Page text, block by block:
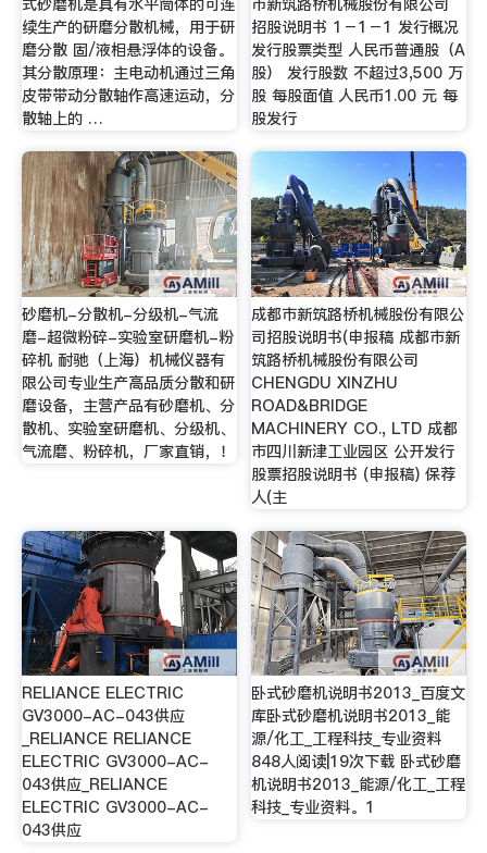
续生产的研磨分散机械，用于研
磨分散 固/液相悬浮体的设备。
其分散原理：主电动机通过三角
皮带带动分散轴作高速运动，分
散轴上的 …
招股说明书 1－1－1 发行概况
发行股票类型 人民币普通股（A
股） 发行股数 不超过3,500 万
股 每股面值 人民币1.00 元 每
股发行
砂磨机-分散机-分级机-气流
磨-超微粉碎-实验室研磨机-粉
碎机 耐驰（上海）机械仪器有
限公司专业生产高品质分散和研
磨设备，主营产品有砂磨机、分
散机、实验室研磨机、分级机、
气流磨、粉碎机，厂家直销，！
成都市新筑路桥机械股份有限公
司招股说明书(申报稿 成都市新
筑路桥机械股份有限公司
CHENGDU XINZHU
ROAD&BRIDGE
MACHINERY CO., LTD 成都
市四川新津工业园区 公开发行
股票招股说明书 (申报稿) 保荐
人(主
RELIANCE ELECTRIC
GV3000-AC-043供应
_RELIANCE RELIANCE
ELECTRIC GV3000-AC-
043供应_RELIANCE
ELECTRIC GV3000-AC-
043供应
卧式砂磨机说明书2013_百度文
库卧式砂磨机说明书2013_能
源/化工_工程科技_专业资料
848人阅读|19次下载 卧式砂磨
机说明书2013_能源/化工_工程
科技_专业资料。1